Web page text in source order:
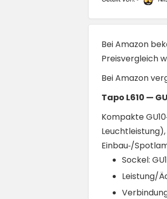
Bei Amazon
Preisvergleich
Bei Amazon
Tapo L610 —
Kompakte
Einbau‑/
Sockel:
Leistung/